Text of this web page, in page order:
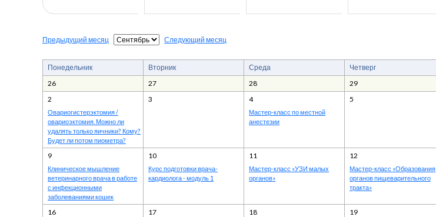
Предыдущий месяц Следующий месяц
Понедельник Вторник Среда Четверг
26
27 28 29
2
Овариогистерэктомия /
овариоэктомия. Можно ли
удалять только яичники? Кому?
Будет ли потом пиометра?
3 4
Мастер-класс по местной
анестезии
5
9
⁠Клиническое мышление
ветеринарного врача в работе
с инфекционными
заболеваниями кошек
10
Курс подготовки врача-
кардиолога - модуль 1
11
Мастер-класс «УЗИ малых
органов»
12
Мастер-класс «Образования
органов пищеварительного
тракта»
16 17 18 19